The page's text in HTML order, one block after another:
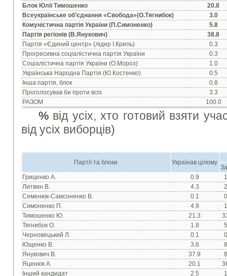
Блок Юлії Тимошенко
20.8
Всеукраїнське об’єднання «Свобода»(О.Тягнибок)
3.0
Комуністична партія України (П.Симоненко)
5.8
Партія регіонів (В.Янукович)
38.8
Партія «Єдиний центр» (лідер І.Криль)
0.3
Прогресивна соціалістична партія України
0.3
Соціалістична партія України (О.Мороз)
1.0
Українська Народна Партія (Ю.Костенко)
0.5
Інша партія, блок
0.8
Проголосував би проти всіх
3.3
РАЗОМ
100.0
% від усіх, хто готовий взяти
від усіх виборців)
Партії та блоки Українав цілому
Гриценко А.
0.9
Литвин В.
4.3
Семенюк-Самсоненко В.
0.1
Симоненко П.
4.9
Тимошенко Ю.
21.3
Тягнибок О.
1.8
Черновецький Л.
0.1
Ющенко В.
3.6
Янукович В.
37.9
Яценюк А.
20.1
Інший кандидат
2.5